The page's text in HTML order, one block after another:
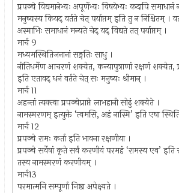
प्रपञ्चे विद्यमानेभ्यः अपूर्णेभ्यः विषयेभ्यः कदापि
मनुष्यस्य कियद् वर्तते चेत् पर्याप्तम् इति तु न निश्चितम् ।
अस्माभिः समाधानं मन्यते चेद् यद् विद्यते तत् पर्याप्तम् ।
मार्च 9
मध्यमस्थितिजनानां सङ्गतिः साधु ।
नीतिधर्मेण आचरणं शक्येत, कन्यापुत्राणां रक्षणं शक्येत,
इति एतावद् धनं वर्तते चेत् सः मनुष्यः श्रीमान् ।
मार्च 11
अहन्तां त्यक्त्वा प्रपञ्चेप्राप्ते लाभहानी सोढुं शक्येते ।
नामस्मरणम् इत्युक्ते ‘त्वमसि, अहं नास्मि’ इति एषा
मार्च 12
प्रपञ्चे रामः कर्ता इति भावना रक्षणीया ।
प्रपञ्चे सर्वेषां कृते सर्वं करणीयं परमहं ‘रामस्य एव’ इति
तस्य नामस्मरणं करणीयम् ।
मार्च13
परमात्मनि सम्पूर्णा निष्ठा अपेक्ष्यते ।